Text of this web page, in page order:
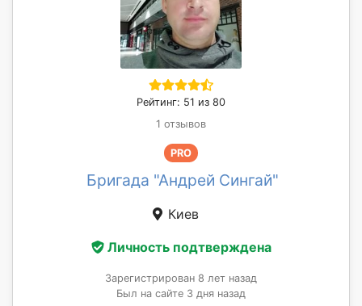
Рейтинг: 51 из 80
1 отзывов
PRO
Бригада "Андрей Сингай"
Киев
Личность подтверждена
Зарегистрирован 8 лет назад
Был на сайте 3 дня назад